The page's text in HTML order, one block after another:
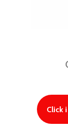
Click